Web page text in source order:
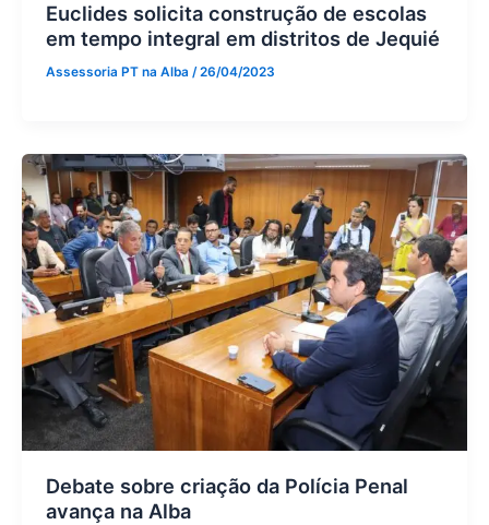
Euclides solicita construção de escolas
em tempo integral em distritos de Jequié
Assessoria PT na Alba /26/04/2023
Debate sobre criação da Polícia Penal
avança na Alba